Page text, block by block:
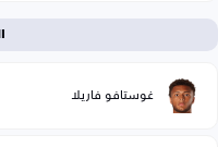
غوستافو فاريلا